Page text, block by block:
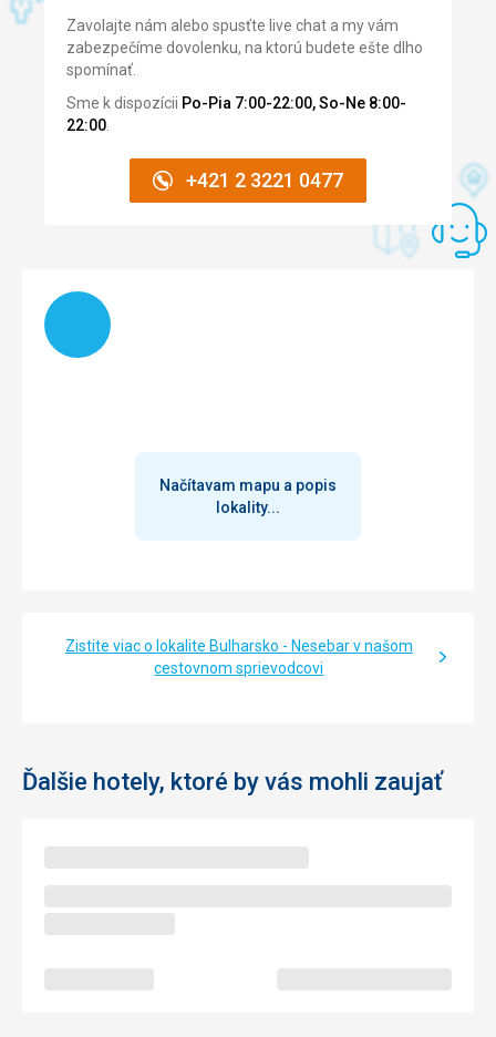
plody.
Ubytovanie
Vše bylo nové, čisté, moderní... ubytování předčilo naše
očekávání. V afrických zemích by to byla jistě pětihvězda.
Bez problému.
Táto recenzia bola preložená automaticky pomocou
Strava
Můžu hodnotit jen snídaně, nic moc.
Ubytovanie
Odpovídající představám.
Zavolajte nám alebo spusťte live chat a my vám
zabezpečíme dovolenku, na ktorú budete ešte dlho
spomínať.
Sme k dispozícii Po-Pia 7:00-22:00, So-Ne 8:00-
22:00
+421 2 3221 0477
Načítam
Načítavam mapu a popis
lokality...
Zistite viac o lokalite Bulharsko - Nesebar v našom
cestovnom sprievodcovi
Ďalšie hotely, ktoré by vás mohli zaujať